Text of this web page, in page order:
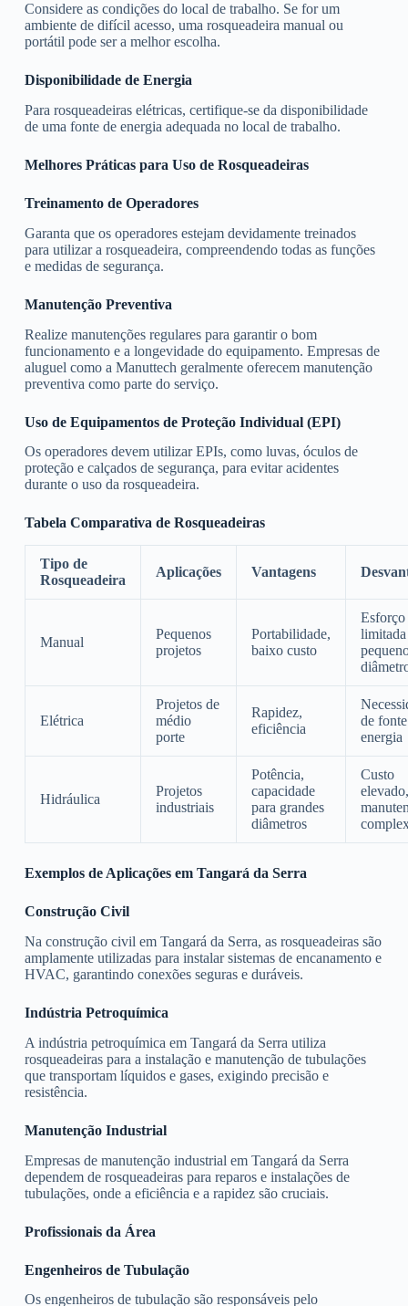
Considere as condições do local de trabalho. Se for um
ambiente de difícil acesso, uma rosqueadeira manual ou
portátil pode ser a melhor escolha.
Disponibilidade de Energia
Para rosqueadeiras elétricas, certifique-se da disponibilidade
de uma fonte de energia adequada no local de trabalho.
Melhores Práticas para Uso de Rosqueadeiras
Treinamento de Operadores
Garanta que os operadores estejam devidamente treinados
para utilizar a rosqueadeira, compreendendo todas as funções
e medidas de segurança.
Manutenção Preventiva
Realize manutenções regulares para garantir o bom
funcionamento e a longevidade do equipamento. Empresas de
aluguel como a Manuttech geralmente oferecem manutenção
preventiva como parte do serviço.
Uso de Equipamentos de Proteção Individual (EPI)
Os operadores devem utilizar EPIs, como luvas, óculos de
proteção e calçados de segurança, para evitar acidentes
durante o uso da rosqueadeira.
Tabela Comparativa de Rosqueadeiras
Tipo de
Rosqueadeira
Aplicações Vantagens
Manual
Pequenos
projetos
Portabilidade,
baixo custo
limitada
Elétrica
Projetos de
médio
porte
Rapidez,
eficiência
de
energia
Hidráulica
Projetos
industriais
Potência,
capacidade
para grandes
diâmetros
Custo
elevado,
Exemplos de Aplicações em Tangará da Serra
Construção Civil
Na construção civil em Tangará da Serra, as rosqueadeiras são
amplamente utilizadas para instalar sistemas de encanamento e
HVAC, garantindo conexões seguras e duráveis.
Indústria Petroquímica
A indústria petroquímica em Tangará da Serra utiliza
rosqueadeiras para a instalação e manutenção de tubulações
que transportam líquidos e gases, exigindo precisão e
resistência.
Manutenção Industrial
Empresas de manutenção industrial em Tangará da Serra
dependem de rosqueadeiras para reparos e instalações de
tubulações, onde a eficiência e a rapidez são cruciais.
Profissionais da Área
Engenheiros de Tubulação
Os engenheiros de tubulação são responsáveis pelo